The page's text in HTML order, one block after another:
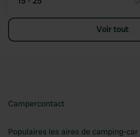
Voir tout
Campercontact
Populaires les aires de camping-car